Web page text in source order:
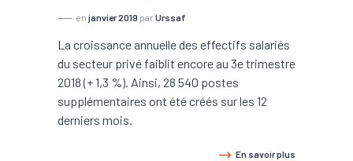
en janvier 2019 par Urssaf
La croissance annuelle des effectifs salariés
du secteur privé faiblit encore au 3e trimestre
2018 (+ 1,3 %). Ainsi, 28 540 postes
supplémentaires ont été créés sur les 12
derniers mois.
En savoir plus